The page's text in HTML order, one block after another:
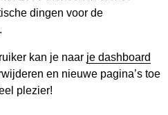
dingen voor de
kan je naar je dashboard
en nieuwe pagina’s toe
plezier!